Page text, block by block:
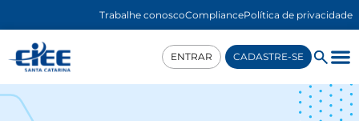
Trabalhe conoscoCompliancePolítica de privacidade
ENTRAR CADASTRE-SE